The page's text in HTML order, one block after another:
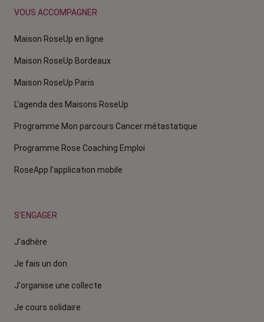
VOUS ACCOMPAGNER
Maison RoseUp en ligne
Maison RoseUp Bordeaux
Maison RoseUp Paris
L'agenda des Maisons RoseUp
Programme Mon parcours Cancer métastatique
Programme Rose Coaching Emploi
RoseApp l’application mobile
S'ENGAGER
J'adhère
Je fais un don
J'organise une collecte
Je cours solidaire